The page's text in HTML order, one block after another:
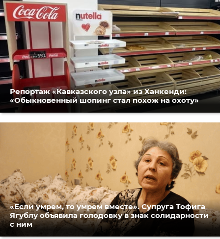
Репортаж «Кавказского узла» из Ханкенди:
«Обыкновенный шопинг стал похож на охоту»
«Если умрем, то умрем вместе». Супруга Тофига
Ягублу объявила голодовку в знак солидарности
с ним